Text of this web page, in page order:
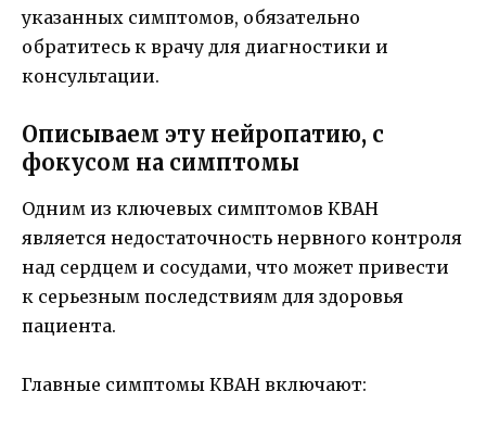
указанных симптомов, обязательно
обратитесь к врачу для диагностики и
консультации.
Описываем эту нейропатию, с
фокусом на симптомы
Одним из ключевых симптомов КВАН
является недостаточность нервного контроля
над сердцем и сосудами, что может привести
к серьезным последствиям для здоровья
пациента.
Главные симптомы КВАН включают: